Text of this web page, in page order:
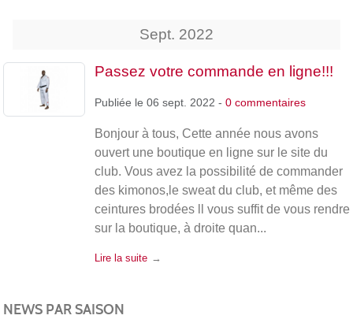
Sept. 2022
Passez votre commande en ligne!!!
Publiée le 06 sept. 2022 - 0 commentaires
Bonjour à tous, Cette année nous avons
ouvert une boutique en ligne sur le site du
club. Vous avez la possibilité de commander
des kimonos,le sweat du club, et même des
ceintures brodées ll vous suffit de vous rendre
sur la boutique, à droite quan...
Lire la suite
NEWS PAR SAISON